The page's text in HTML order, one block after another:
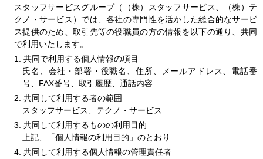
スタッフサービスグループ（（株）スタッフサービス、（株）テ
クノ・サービス）では、各社の専門性を活かした総合的なサービ
ス提供のため、取引先等の役職員の方の情報を以下の通り、共同
で利用いたします。
1. 共同で利用する個人情報の項目
氏名、会社・部署・役職名、住所、メールアドレス、電話番
号、FAX番号、取引履歴、通話内容
2. 共同して利用する者の範囲
スタッフサービス、テクノ・サービス
3. 共同して利用するものの利用目的
上記、「個人情報の利用目的」のとおり
4. 共同して利用する個人情報の管理責任者